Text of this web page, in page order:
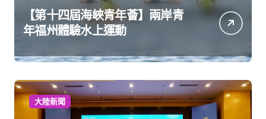
【第十四屆海峽青年薈】兩岸青
年福州體驗水上運動
大陸新聞